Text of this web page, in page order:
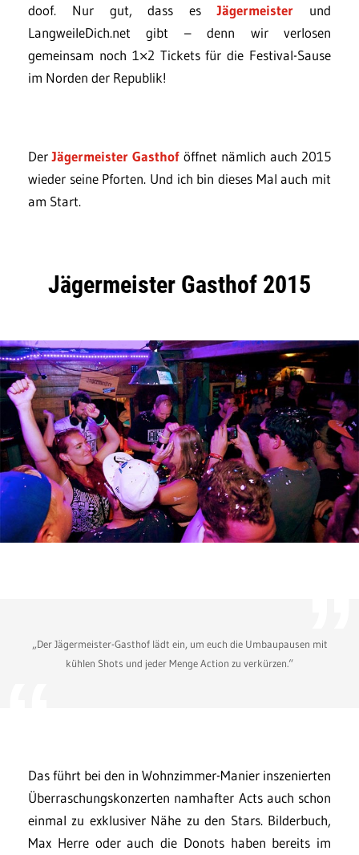
doof. Nur gut, dass esJägermeister und
LangweileDich.net gibt – denn wir verlosen
gemeinsam noch 1×2 Tickets für die Festival-Sause
im Norden der Republik!
DerJägermeister Gasthof öffnet nämlich auch 2015
wieder seine Pforten. Und ich bin dieses Mal auch mit
am Start.
Jägermeister Gasthof 2015
„Der Jägermeister-Gasthof lädt ein, um euch die Umbaupausen mit
kühlen Shots und jeder Menge Action zu verkürzen.“
Das führt bei den in Wohnzimmer-Manier inszenierten
Überraschungskonzerten namhafter Acts auch schon
einmal zu exklusiver Nähe zu den Stars. Bilderbuch,
Max Herre oder auch die Donots haben bereits im